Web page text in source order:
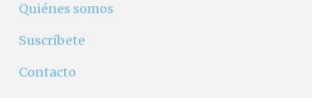
Quiénes somos
Suscríbete
Contacto